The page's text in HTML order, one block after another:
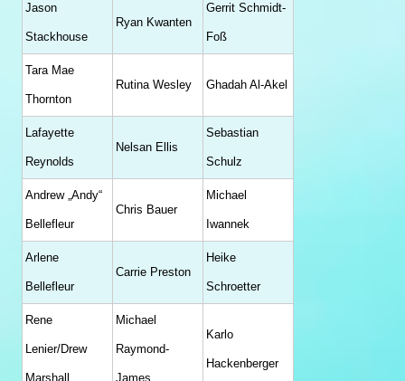
Jason
Stackhouse
Ryan Kwanten
Gerrit Schmidt-
Foß
Tara Mae
Thornton
Rutina Wesley Ghadah Al-Akel
Lafayette
Reynolds
Nelsan Ellis
Sebastian
Schulz
Andrew „Andy“
Bellefleur
Chris Bauer
Michael
Iwannek
Arlene
Bellefleur
Carrie Preston
Heike
Schroetter
Rene
Lenier/Drew
Marshall
Michael
Raymond-
James
Karlo
Hackenberger